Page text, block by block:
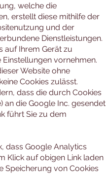
welche die
erstellt diese mithilfe der
und der
Dienstleistungen.
auf Ihrem Gerät zu
vornehmen.
Website ohne
Cookies zulässt.
dass die durch Cookies
an die Google Inc. gesendet
führt Sie zu dem
dass Google Analytics
Klick auf obigen Link laden
Speicherung von Cookies